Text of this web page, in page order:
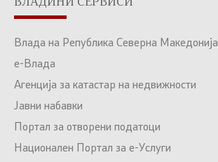
ВЛАДИНИ СЕРВИСИ
Влада на Република Северна Македонија
е-Влада
Агенција за катастар на недвижности
Јавни набавки
Портал за отворени податоци
Национален Портал за е-Услуги